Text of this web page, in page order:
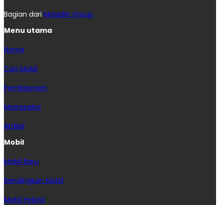
Bagian dari Moladin Group
Menu utama
Home
Cari Mobil
Pembiayaan
MoInspeksi
Artikel
Mobil
Mobil Baru
Bandingkan Mobil
Mobil Hybrid